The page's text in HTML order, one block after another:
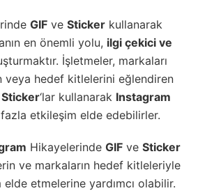
GIF ve Sticker kullanarak
en önemli yolu, ilgi çekici ve
İşletmeler, markaları
veya hedef kitlelerini eğlendiren
Sticker‘lar kullanarak Instagram
etkileşim elde edebilirler.
Hikayelerinde GIF ve Sticker
ve markaların hedef kitleleriyle
etmelerine yardımcı olabilir.